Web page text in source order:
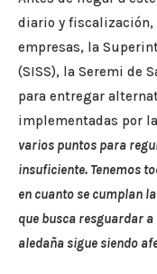
diario y fiscalización,
empresas, la
(SISS), la Seremi de
para entregar
implementadas por
varios puntos para
insuficiente. Tenemos
en cuanto se cumplan
que busca resguardar
aledaña sigue siendo